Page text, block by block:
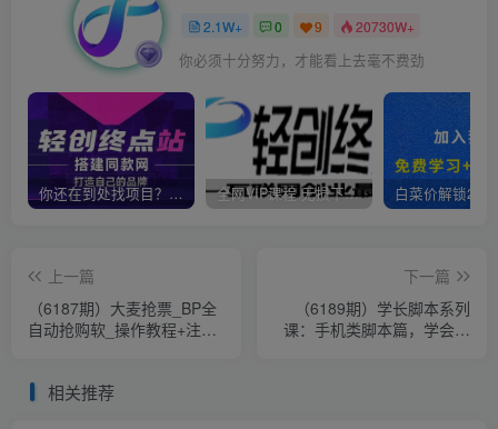
2.1W+ 0 9 20730W+
你必须十分努力，才能看上去毫不费劲
你还在到处找项目？还在当韭菜？我靠卖项目一个月收入5万+，曾经我也是个失败者。 全网VIP课程 无损下载~
上一篇
（6187期）大麦抢票_BP全
自动抢购软_操作教程+注意
下一篇
（6189期）学长脚本系列
课：手机类脚本篇，学会自
相关推荐